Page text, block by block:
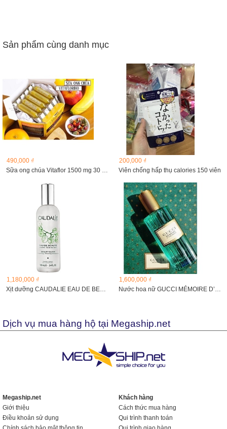
Sản phẩm cùng danh mục
490,000 ₫
Sữa ong chúa Vitaflor 1500 mg 30 ống
200,000 ₫
Viên chống hấp thụ calories 150 viên
1,180,000 ₫
Xịt dưỡng CAUDALIE EAU DE BEAUTE 100 ml
1,600,000 ₫
Nước hoa nữ GUCCI MÉMOIRE D’UNE ODEUR EDP
Dịch vụ mua hàng hộ tại Megaship.net
Megaship.net
Giới thiệu
Điều khoản sử dụng
Khách hàng
Cách thức mua hàng
Qui trình thanh toán